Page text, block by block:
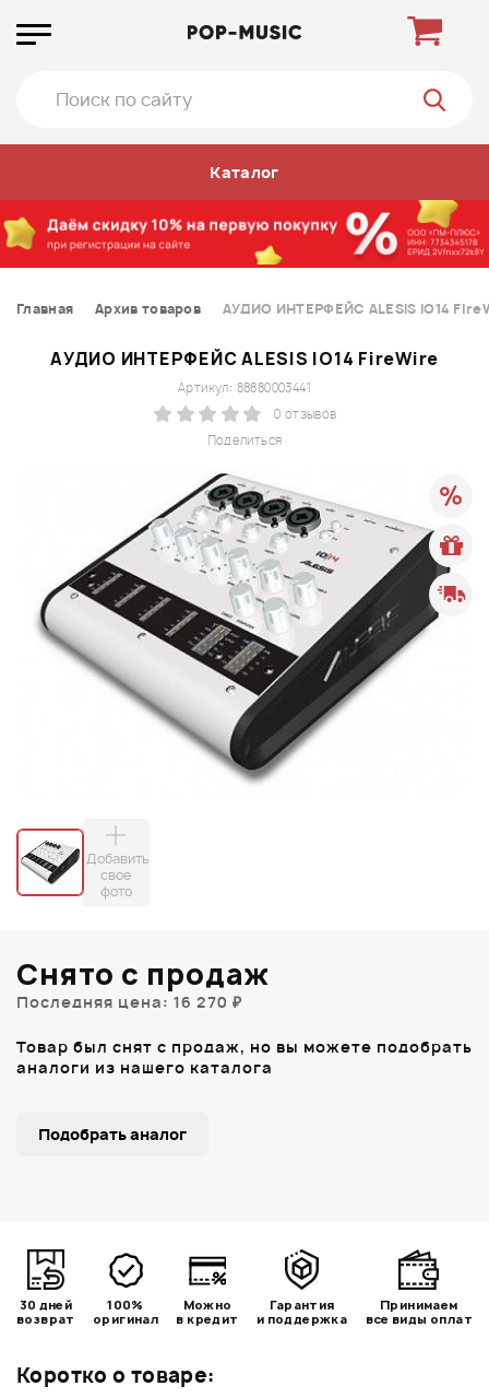
Каталог
Главная Архив товаров АУДИО ИНТЕРФЕЙС ALESIS IO14
АУДИО ИНТЕРФЕЙС ALESIS IO14 FireWire
Поделиться
Артикул: 88880003441
0 отзывов
Добавить
свое
фото
Коротко о товаре:
Снято с продаж
Последняя цена: 16 270 ₽
Товар был снят с продаж, но вы можете подобрать
аналоги из нашего каталога
Подобрать аналог
30 дней
возврат
100%
оригинал
Можно
в кредит
Гарантия
и поддержка
Принимаем
все виды оплат